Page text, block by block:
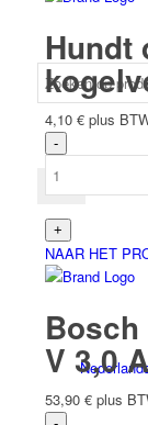
Hundt
4,10 € plus
NAAR HET
V 3,0
53,90 € plus